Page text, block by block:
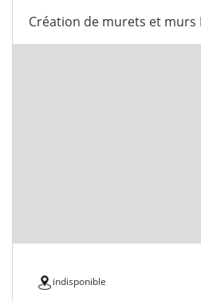
Création de murets et murs
indisponible